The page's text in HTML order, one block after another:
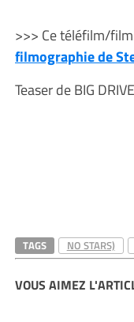
>>> Ce téléfilm/
filmographie de
Teaser de BIG
TAGS NO STARS)
VOUS AIMEZ